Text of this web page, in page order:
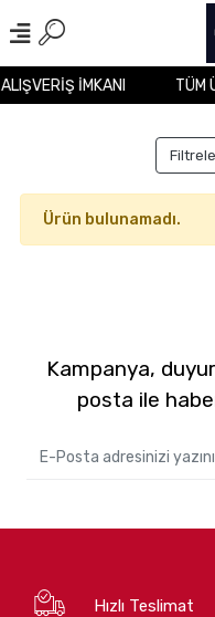
İMKANI TÜM
Ürün bulunamadı.
Kampanya,
posta ile
Hızlı Teslimat